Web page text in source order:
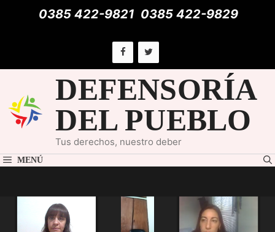
0385 422-9821 0385 422-9829
DEFENSORÍA
DEL PUEBLO
Tus derechos, nuestro deber
MENÚ